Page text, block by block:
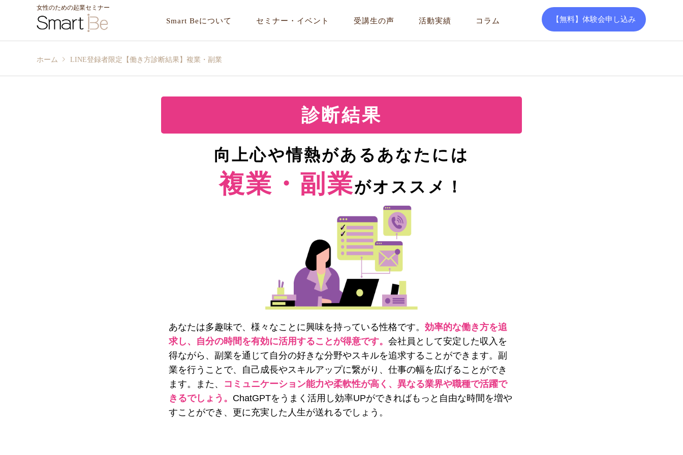
女性のための起業セミナー
Smart Beについて セミナー・イベント 受講生の声 活動実績 コラム 【無料】体験会申し込み
ホーム LINE登録者限定【働き方診断結果】複業・副業
診断結果
向上心や情熱があるあなたには
複業・副業がオススメ！
あなたは多趣味で、様々なことに興味を持っている性格です。 効率的な働き方を追
求し、自分の時間を有効に活用することが得意です。 会社員として安定した収入を
得ながら、副業を通じて自分の好きな分野やスキルを追求することができます。副
業を行うことで、自己成長やスキルアップに繋がり、仕事の幅を広げることができ
ます。また、 コミュニケーション能力や柔軟性が高く、異なる業界や職種で活躍で
きるでしょう。 ChatGPTをうまく活用し効率UPができればもっと自由な時間を増や
すことができ、更に充実した人生が送れるでしょう。